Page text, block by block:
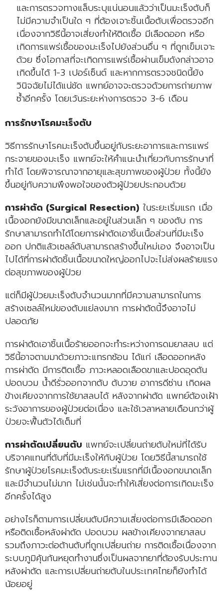
และการตรวจทางแล็บระบุแน่นอนแล้วว่าเป็นมะเร็งตับก็
ไม่มีความจำเป็นใด ๆ ที่ต้องเจาะชิ้นเนื้อตับเพื่อตรวจอีก
เนื่องจากวิธีนี้อาจเสี่ยงทำให้ติดเชื้อ มีเลือดออก หรือ
เกิดการแพร่เชื้อของมะเร็งไปยังส่วนอื่น ๆ ที่ถูกเข็มเจาะ
ด้วย ซึ่งโอกาสที่จะเกิดการแพร่เชื้อผ่านเข็มดังกล่าวอาจ
เกิดขึ้นได้ 1-3 เปอร์เซ็นต์ และหากการตรวจชนิดนี้ยัง
วินิจฉัยไม่ได้แน่ชัด แพทย์อาจจะตรวจด้วยการถ่ายภาพ
ซ้ำอีกครั้ง โดยเว้นระยะห่างการตรวจ 3-6 เดือน
การรักษาโรคมะเร็งตับ
วิธีการรักษาโรคมะเร็งตับขึ้นอยู่กับระยะอาการและการแพร่
กระจายของมะเร็ง แพทย์จะให้คำแนะนำเกี่ยวกับการรักษาที่
ทำได้ โดยพิจารณาจากอายุและสุขภาพของผู้ป่วย ทั้งนี้ยัง
ขึ้นอยู่กับความพึงพอใจของตัวผู้ป่วยประกอบด้วย
การผ่าตัด (Surgical Resection) ในระยะเริ่มแรก เมื่อ
เนื้องอกยังมีขนาดเล็กและอยู่ในส่วนเล็ก ๆ ของตับ การ
รักษาสามารถทำได้โดยการผ่าตัดเอาชิ้นเนื้อส่วนที่มีมะเร็ง
ออก ปกติแล้วเซลล์ตับสามารถสร้างขึ้นใหม่เอง จึงอาจเป็น
ไปได้ที่การผ่าตัดชิ้นเนื้อขนาดใหญ่ออกไปจะไม่ส่งผลร้ายแรง
ต่อสุขภาพของผู้ป่วย
แต่ก็มีผู้ป่วยมะเร็งตับจำนวนมากที่มีความสามารถในการ
สร้างเซลล์ใหม่ของตับแย่ลงมาก การผ่าตัดนี้จึงอาจไม่
ปลอดภัย
การผ่าตัดเอาชิ้นเนื้อร้ายออกจะทำระหว่างการดมยาสลบ แต่
วิธีนี้อาจตามมาด้วยภาวะแทรกซ้อน ได้แก่ เลือดออกหลัง
การผ่าตัด มีการติดเชื้อ ภาวะหลอดเลือดขาและปอดอุดตัน
ปอดบวม น้ำดีรั่วออกจากตับ ตับวาย อาการดีซ่าน เกิดผล
ข้างเคียงจากการใช้ยาสลบได้ หลังจากผ่าตัด แพทย์ต้องเฝ้า
ระวังอาการของผู้ป่วยต่อเนื่อง และใช้เวลาหลายเดือนกว่าผู้
ป่วยจะฟื้นตัวได้เต็มที่
การผ่าตัดเปลี่ยนตับ แพทย์จะเปลี่ยนถ่ายตับใหม่ที่ได้รับ
บริจาคแทนที่ตับที่มีมะเร็งให้กับผู้ป่วย โดยวิธีนี้สามารถใช้
รักษาผู้ป่วยโรคมะเร็งตับระยะเริ่มแรกที่มีเนื้องอกขนาดเล็ก
และมีจำนวนไม่มาก ไม่เช่นนั้นจะทำให้เสี่ยงต่อการเกิดมะเร็ง
อีกครั้งได้สูง
อย่างไรก็ตามการเปลี่ยนตับมีความเสี่ยงต่อการมีเลือดออก
หรือติดเชื้อหลังผ่าตัด ปอดบวม ผลข้างเคียงจากยาสลบ
รวมถึงภาวะต่อต้านตับที่ถูกเปลี่ยนถ่าย การติดเชื้อเนื่องจาก
ระบบภูมิคุ้นกันหยุดทำงานซึ่งเป็นผลจากยาที่ต้องรับประทาน
หลังผ่าตัด และการเปลี่ยนถ่ายตับในประเทศไทยก็ยังทำได้
น้อยอยู่